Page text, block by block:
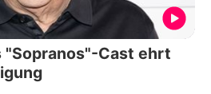
Cast ehrt